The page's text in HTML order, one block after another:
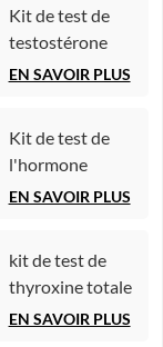
chimiluminescence
homogène))
Kit de test de
testostérone
(essai
chimiluminescence)
EN SAVOIR PLUS
Kit de test de
l'hormone
folliculo-
EN SAVOIR PLUS
kit de test de
thyroxine totale
(TT4)
EN SAVOIR PLUS